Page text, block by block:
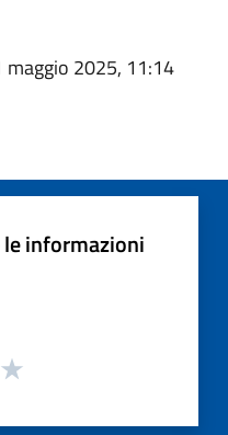
maggio 2025, 11:14
informazioni